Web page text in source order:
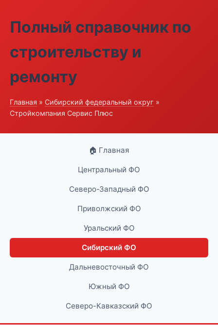
Полный справочник по
строительству и
ремонту
Главная » Сибирский федеральный округ »
Стройкомпания Сервис Плюс
🏠 Главная
Центральный ФО
Северо-Западный ФО
Приволжский ФО
Уральский ФО
Сибирский ФО
Дальневосточный ФО
Южный ФО
Северо-Кавказский ФО